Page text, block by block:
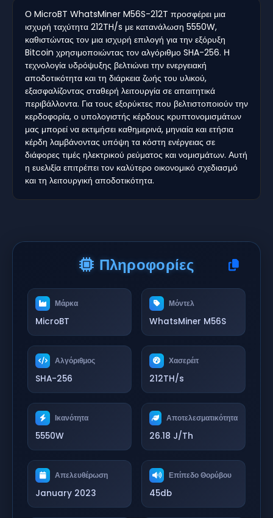
Ο MicroBT WhatsMiner M56S-212T προσφέρει μια
ισχυρή ταχύτητα 212TH/s με κατανάλωση 5550W,
καθιστώντας τον μια ισχυρή επιλογή για την εξόρυξη
Bitcoin χρησιμοποιώντας τον αλγόριθμο SHA-256. Η
τεχνολογία υδρόψυξης βελτιώνει την ενεργειακή
αποδοτικότητα και τη διάρκεια ζωής του υλικού,
εξασφαλίζοντας σταθερή λειτουργία σε απαιτητικά
περιβάλλοντα. Για τους εξορύκτες που βελτιστοποιούν την
κερδοφορία, ο υπολογιστής κέρδους κρυπτονομισμάτων
μας μπορεί να εκτιμήσει καθημερινά, μηνιαία και ετήσια
κέρδη λαμβάνοντας υπόψη τα κόστη ενέργειας σε
διάφορες τιμές ηλεκτρικού ρεύματος και νομισμάτων. Αυτή
η ευελιξία επιτρέπει τον καλύτερο οικονομικό σχεδιασμό
και τη λειτουργική αποδοτικότητα.
Πληροφορίες
Μάρκα
MicroBT
Μόντελ
WhatsMiner M56S
Αλγόριθμος
SHA-256
Χασερέιτ
212TH/s
Ικανότητα
5550W
Αποτελεσματικότητα
26.18 J/Th
Απελευθέρωση
January 2023
Επίπεδο Θορύβου
45db